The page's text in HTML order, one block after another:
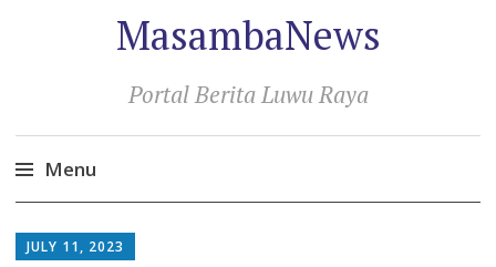
MasambaNews
Portal Berita Luwu Raya
Menu
to
JULY 11, 2023